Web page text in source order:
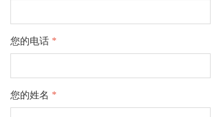
您的电话 *
您的姓名 *